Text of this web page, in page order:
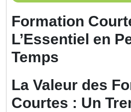
mai
Formation
L’Essentiel en
Temps
La Valeur des
Courtes : Un